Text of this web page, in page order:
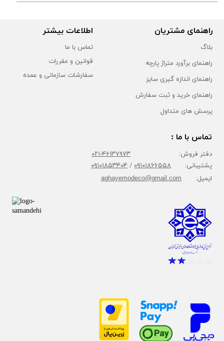
راهنمای مشتریان
بلاگ
راهنمای برآورد متراژ پارچه
راهنمای اندازه گیری سایز
راهنمای خرید و ثبت سفارش
پرسش های متداول
اطلاعات بیشتر
تماس با ما
قوانین و مقررات
سفارشات سازمانی و عمده
تماس با ما :
دفتر فروش: ۴۶۱۳۷۹۷۳-۰۲۱
پشتیبانی: ۰۹۱۰۱۸۶۶۵۵۸/۰۹۱۰۱۸۵۳۴۰۴
ایمیل: aghayemodeco@gmail.com